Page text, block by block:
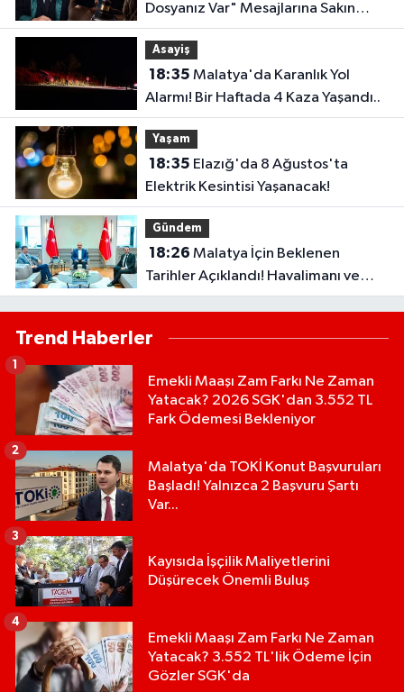
Dosyanız Var" Mesajlarına Sakın
Kanmayın
Asayiş
18:35
Alarmı! Bir Haftada 4 Kaza Yaşandı..
Yaşam
18:35
Elektrik Kesintisi Yaşanacak!
Gündem
18:26
Tarihler Açıklandı! Havalimanı ve
Çevre Yolu Açılıyor..
Trend Haberler
Emekli Maaşı Zam Farkı Ne Zaman
Yatacak? 2026 SGK'dan 3.552 TL
Fark Ödemesi Bekleniyor
1
Malatya'da TOKİ Konut Başvuruları
Başladı! Yalnızca 2 Başvuru Şartı
Var...
2
Kayısıda İşçilik Maliyetlerini
Düşürecek Önemli Buluş
3
Emekli Maaşı Zam Farkı Ne Zaman
Yatacak? 3.552 TL'lik Ödeme İçin
Gözler SGK'da
4